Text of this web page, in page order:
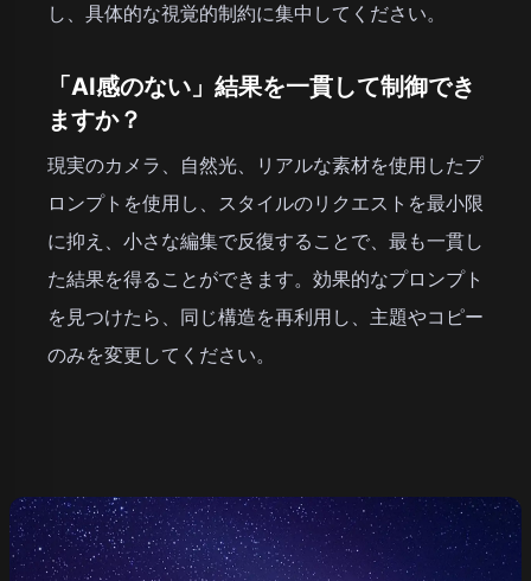
し、具体的な視覚的制約に集中してください。
「AI感のない」結果を一貫して制御でき
ますか？
現実のカメラ、自然光、リアルな素材を使用したプ
ロンプトを使用し、スタイルのリクエストを最小限
に抑え、小さな編集で反復することで、最も一貫し
た結果を得ることができます。効果的なプロンプト
を見つけたら、同じ構造を再利用し、主題やコピー
のみを変更してください。